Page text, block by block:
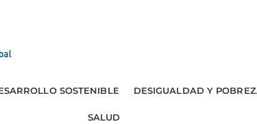
SOSTENIBLE DESIGUALDAD Y
SALUD